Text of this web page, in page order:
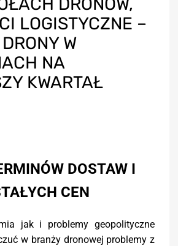
LOGISTYCZNE –
W
NA
KWARTAŁ
DOSTAW I
CEN
jak i problemy geopolityczne
w branży dronowej problemy z